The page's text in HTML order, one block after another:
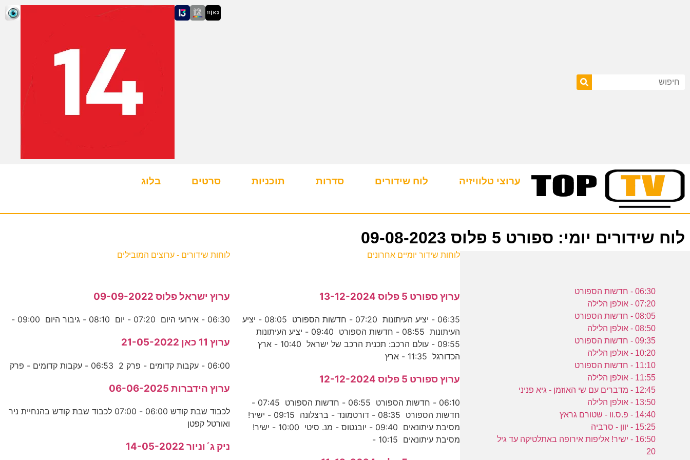
ערוצי טלוויזיה לוח שידורים סדרות תוכניות סרטים בלוג
לוח שידורים יומי: ספורט 5 פלוס 09-08-2023
06:30 - חדשות הספורט
07:20 - אולפן הלילה
08:05 - חדשות הספורט
08:50 - אולפן הלילה
09:35 - חדשות הספורט
10:20 - אולפן הלילה
11:10 - חדשות הספורט
11:55 - אולפן הלילה
12:45 - מדברים עם שי האוזמן - גיא פניני
13:50 - אולפן הלילה
14:40 - פ.ס.וו - שטורם גראץ
15:25 - יוון - סרביה
16:50 - ישיר! אליפות אירופה באתלטיקה עד גיל
20
לוחות שידור יומיים אחרונים
ערוץ ספורט 5 פלוס 13-12-2024
06:35 - יציע העיתונות 07:20 - חדשות הספורט 08:05 - יציע
העיתונות 08:55 - חדשות הספורט 09:40 - יציע העיתונות
09:55 - עולם הרכב: תכנית הרכב של ישראל 10:40 - ארץ
הכדורגל 11:35 - ארץ
ערוץ ספורט 5 פלוס 12-12-2024
06:10 - חדשות הספורט 06:55 - חדשות הספורט 07:45 -
חדשות הספורט 08:35 - דורטמונד - ברצלונה 09:15 - ישיר!
מסיבת עיתונאים 09:40 - יובנטוס - מנ. סיטי 10:00 - ישיר!
מסיבת עיתונאים 10:15 -
לוחות שידורים - ערוצים המובילים
ערוץ ישראל פלוס 09-09-2022
06:30 - אירועי היום 07:20 - יום 08:10 - גיבור היום 09:00 -
ערוץ 11 כאן 21-05-2022
06:00 - עקבות קדומים - פרק 2 06:53 - עקבות קדומים - פרק
ערוץ הידברות 06-06-2025
לכבוד שבת קודש 06:00 - 07:00 לכבוד שבת קודש בהנחיית ניר
ואורטל קפטן
ניק ג´וניור 14-05-2022